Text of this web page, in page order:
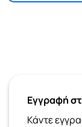
Εγγραφή
Κάντε